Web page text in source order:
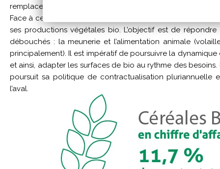
remplacement de ses autres sources
Face à cette demande de plus en plus prégnante, Cavac
ses productions végétales bio. L’objectif est de
débouchés : la meunerie et l’alimentation animale
principalement). Il est impératif de poursuivre la dynamique
et ainsi, adapter les surfaces de bio au rythme des
poursuit sa politique de contractualisation pluriannuelle
l’aval.